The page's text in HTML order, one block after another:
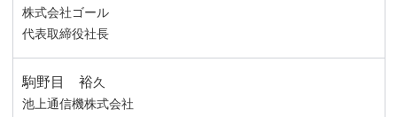
株式会社ゴール
代表取締役社長
駒野目 裕久
池上通信機株式会社